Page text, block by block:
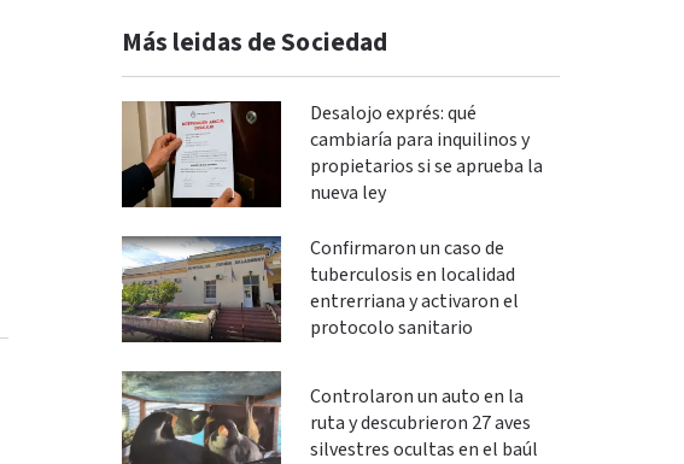
Más leidas de Sociedad
Desalojo exprés: qué
cambiaría para inquilinos y
propietarios si se aprueba la
nueva ley
Confirmaron un caso de
tuberculosis en localidad
entrerriana y activaron el
protocolo sanitario
Controlaron un auto en la
ruta y descubrieron 27 aves
silvestres ocultas en el baúl